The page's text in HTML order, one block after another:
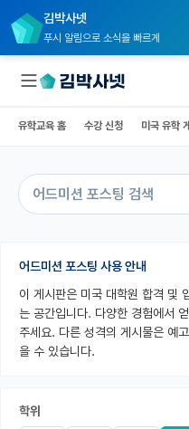
김박사넷
푸시 알림으로 소식을 빠르게
국내대학원 정보
커뮤니티
커리어
유학교육
유학교육 홈 수강 신청 미국 유학
유학교육 홈
어드미션 포스팅 사용 안내
이 게시판은 미국 대학원 합격 및
는 공간입니다. 다양한 경험에서
주세요. 다른 성격의 게시물은 예
을 수 있습니다.
학위